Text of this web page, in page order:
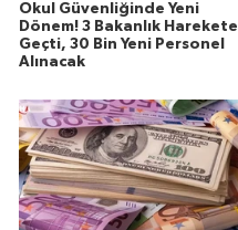
Okul Güvenliğinde Yeni
Dönem! 3 Bakanlık Harekete
Geçti, 30 Bin Yeni Personel
Alınacak